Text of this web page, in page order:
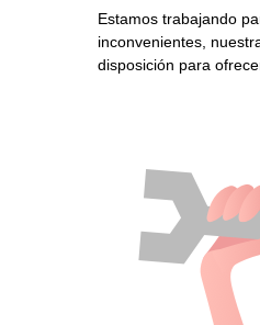
Estamos trabajando
inconvenientes,
disposición para